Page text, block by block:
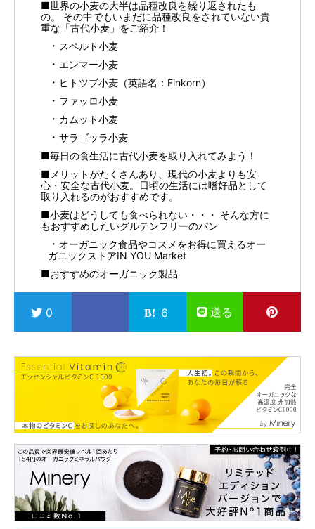
■世界の小麦の大半は品種改良を繰り返されたも
の。 その中でもいまだに品種改良をされていない貴
重な「古代小麦」をご紹介！
スペルト小麦
エンマー小麦
ヒトツブ小麦（英語名：Einkorn）
ファッロ小麦
カムット小麦
サラゴッラ小麦
■毎日の食生活に古代小麦を取り入れてみよう！
■メリットがたくさんあり、現代の小麦よりも安
心・安全な古代小麦。日頃の生活には嗜好品として
取り入れるのがおすすめです。
■小麦はどうしても食べられない・・・ そんな方に
もおすすめしたいグルテンフリーのパン
オーガニック食品やコスメをお得に買えるオー
ガニックストアIN YOU Market
■おすすめのオーガニック製品
0 6 送る